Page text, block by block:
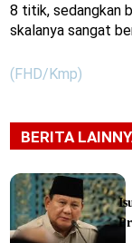
8 titik, sedangkan
skalanya sangat
(FHD/Kmp)
BERITA